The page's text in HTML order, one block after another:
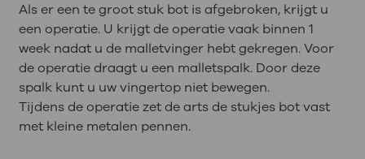
Als er een te groot stuk bot is afgebroken, krijgt u
een operatie. U krijgt de operatie vaak binnen 1
week nadat u de malletvinger hebt gekregen. Voor
de operatie draagt u een malletspalk. Door deze
spalk kunt u uw vingertop niet bewegen.
Tijdens de operatie zet de arts de stukjes bot vast
met kleine metalen pennen.